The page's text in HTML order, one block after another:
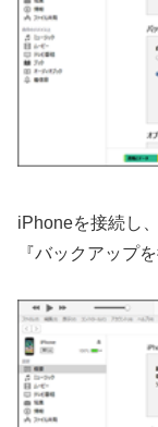
iPhoneを接続し、
『バックアップ